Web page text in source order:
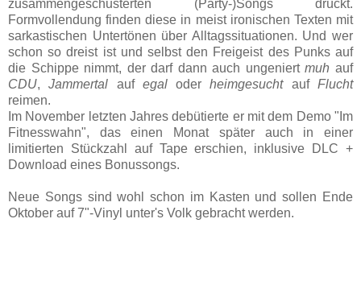
zusammengeschusterten (Party-)Songs drückt.
Formvollendung finden diese in meist ironischen Texten mit
sarkastischen Untertönen über Alltagssituationen. Und wer
schon so dreist ist und selbst den Freigeist des Punks auf
die Schippe nimmt, der darf dann auch ungeniertmuh auf
CDU,Jammertal auf egaloderheimgesuchtaufFlucht
reimen.
Im November letzten Jahres debütierte er mit dem Demo "Im
Fitnesswahn", das einen Monat später auch in einer
limitierten Stückzahl auf Tape erschien, inklusive DLC +
Download eines Bonussongs.
Neue Songs sind wohl schon im Kasten und sollen Ende
Oktober auf 7"-Vinyl unter's Volk gebracht werden.